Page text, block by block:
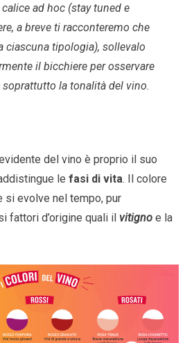
ad hoc (stay tuned e
a breve ti racconteremo che
ciascuna tipologia), sollevalo
il bicchiere per osservare
la tonalità del vino.
del vino è proprio il suo
lefasi di vita. Il colore
si evolve nel tempo, pur
fattori d’origine quali il vitigno e la